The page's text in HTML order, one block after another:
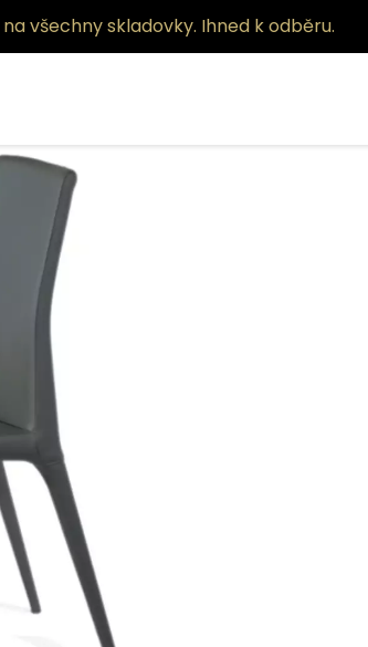
na všechny skladovky. Ihned k odběru.